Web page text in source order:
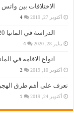
الاختلافات بين
أكتوبر 27, 2019 4
الدراسة في المانيا 2020 واهم التفاصيل عنها
يناير 28, 2020 4
انواع الاقامة في
أكتوبر 10, 2019 2
تعرف على أهم طرق الهجرة
أكتوبر 24, 2019 1